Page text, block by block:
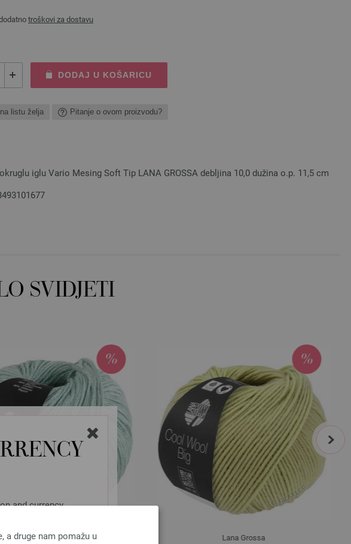
and currency.
druge nam pomažu u
troškovi za dostavu
DODAJ U KOŠARICU
listu želja Pitanje o ovom proizvodu?
iglu Vario Mesing Soft Tip LANA GROSSA debljina 10,0 dužina o.p. 11,5 cm
SVIDJETI
Lana Grossa Lana Grossa
next